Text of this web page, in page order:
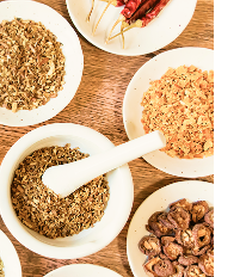
深蒸し茶業務用大容量
円
緑茶
中国茶